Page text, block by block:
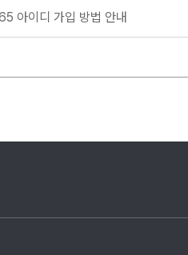
아이디 가입 방법 안내